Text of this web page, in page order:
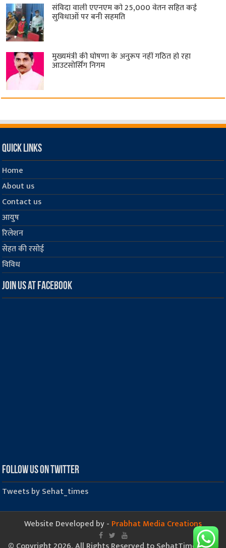
संविदा वाली एएनएम को 25,000 वेतन सहित कई
सुविधाओं पर बनी सहमति
मुख्यमंत्री की घोषणा के अनुरूप नहीं गठित हो रहा
आउटसोर्सिंग निगम
Quick Links
Home
About us
Contact us
आयुष
रिलेशन
सेहत की रसोई
विविध
Join us at Facebook
Follow us on Twitter
Tweets by Sehat_times
Website Developed by - Prabhat Media Creations